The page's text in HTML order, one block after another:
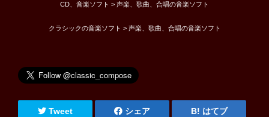
CD、音楽ソフト > 声楽、歌曲、合唱の音楽ソフト
クラシックの音楽ソフト > 声楽、歌曲、合唱の音楽ソフト
Tweet シェア はてブ